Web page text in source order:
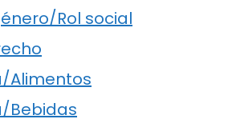
Rol social
Alimentos
Bebidas